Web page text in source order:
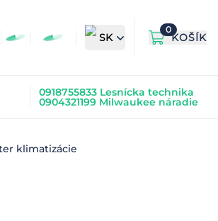
SK
0
KOŠÍK
0918755833 Lesnícka technika
0904321199 Milwaukee náradie
klimatizácie